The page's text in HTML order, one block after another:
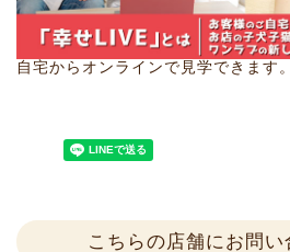
自宅からオンラインで見学できます。
こちらの店舗にお問い